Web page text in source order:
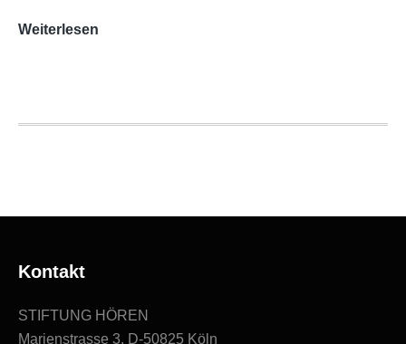
Weiterlesen
Ausgezeichnete
Kontakt
STIFTUNG HÖREN
Marienstrasse 3, D-50825 Köln